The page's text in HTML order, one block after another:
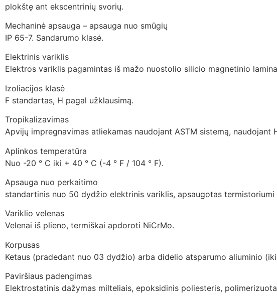
plokštę ant ekscentrinių svorių.
Mechaninė apsauga – apsauga nuo smūgių
IP 65-7. Sandarumo klasė.
Elektrinis variklis
Elektros variklis pagamintas iš mažo nuostolio silicio magnetinio
Izoliacijos klasė
F standartas, H pagal užklausimą.
Tropikalizavimas
Apvijų impregnavimas atliekamas naudojant ASTM sistemą, naudojant
Aplinkos temperatūra
Nuo -20 ° C iki + 40 ° C (-4 ° F / 104 ° F).
Apsauga nuo perkaitimo
standartinis nuo 50 dydžio elektrinis variklis, apsaugotas
Variklio velenas
Velenai iš plieno, termiškai apdoroti NiCrMo.
Korpusas
Ketaus (pradedant nuo 03 dydžio) arba didelio atsparumo aliuminio
Paviršiaus padengimas
Elektrostatinis dažymas milteliais, epoksidinis poliesteris,